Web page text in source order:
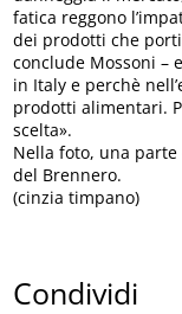
fatica reggono
dei prodotti che
conclude Mossoni –
in Italy e perchè
prodotti alimentari.
scelta».
Nella foto, una
del Brennero.
(cinzia timpano)
Condividi